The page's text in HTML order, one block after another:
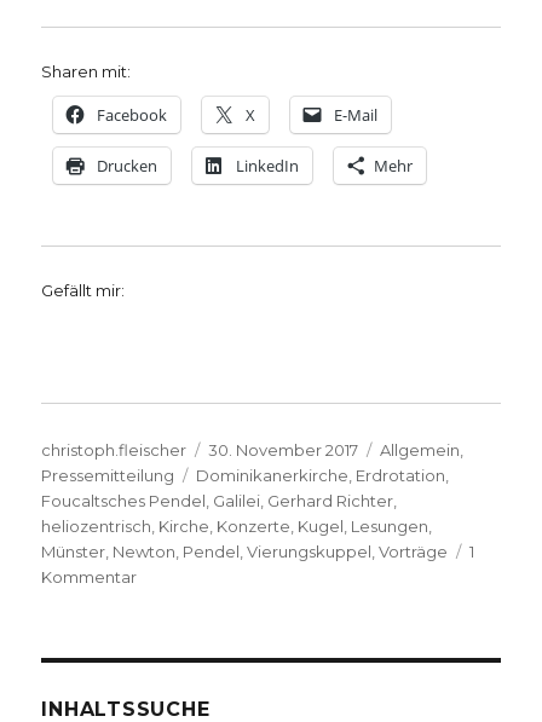
Sharen mit:
Facebook X E-Mail
Drucken LinkedIn Mehr
Gefällt mir:
Autor
christoph.fleischer
Veröffentlicht
am
30. November 2017 Kategorien
Allgemein
Pressemitteilung
Schlagwörter
Dominikanerkirche Erdrotation
Foucaltsches Pendel Galilei Gerhard Richter
heliozentrisch Kirche Konzerte Kugel Lesungen
Münster Newton Pendel ,Vierungskuppel ,Vorträge
1
Kommentarzu
Richter,
INHALTSSUCHE